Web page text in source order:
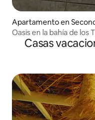
Apartamento en
Oasis en la bahía de los
Casas